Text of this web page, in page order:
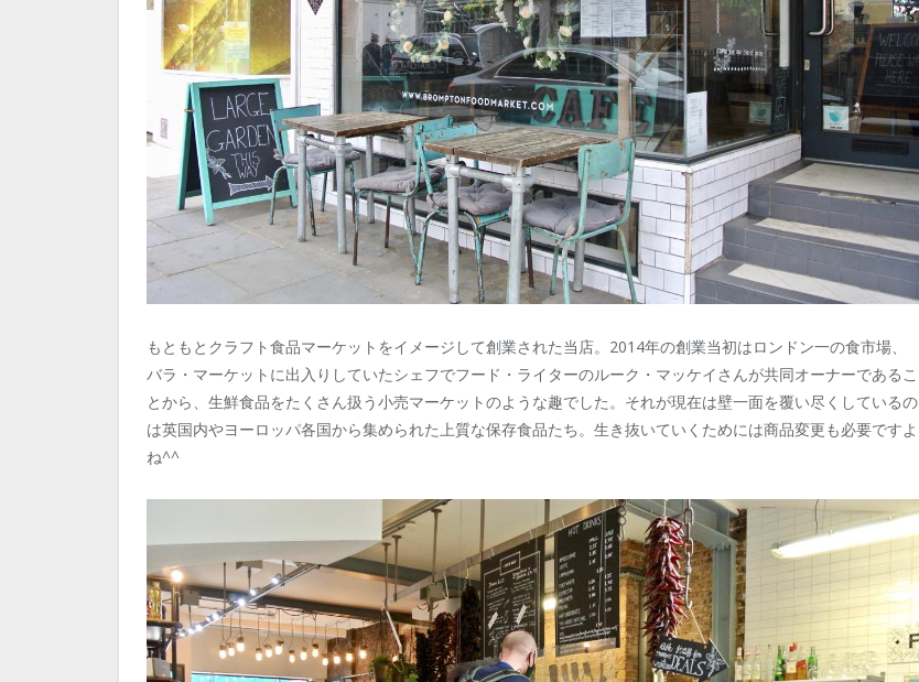
もともとクラフト食品マーケットをイメージして創業された当店。2014年の創業当初はロンドン一の食市場、
バラ・マーケットに出入りしていたシェフでフード・ライターのルーク・マッケイさんが共同オーナーであるこ
とから、生鮮食品をたくさん扱う小売マーケットのような趣でした。それが現在は壁一面を覆い尽くしているの
は英国内やヨーロッパ各国から集められた上質な保存食品たち。生き抜いていくためには商品変更も必要ですよ
ね^^